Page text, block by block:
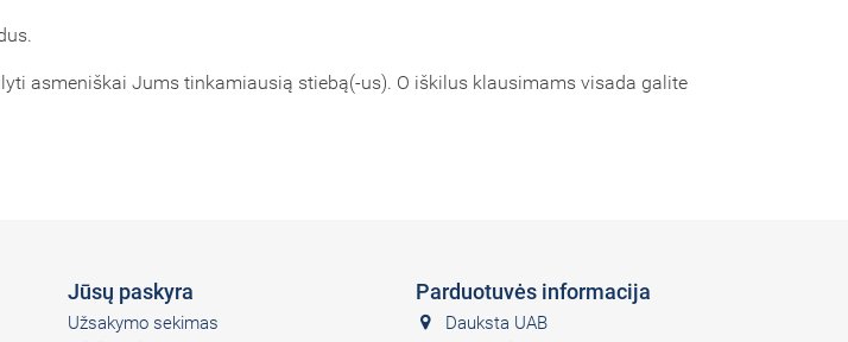
asmeniškai Jums tinkamiausią stiebą(-us). O iškilus klausimams visada galite
Jūsų paskyra
Užsakymo sekimas
Parduotuvės informacija
Dauksta UAB